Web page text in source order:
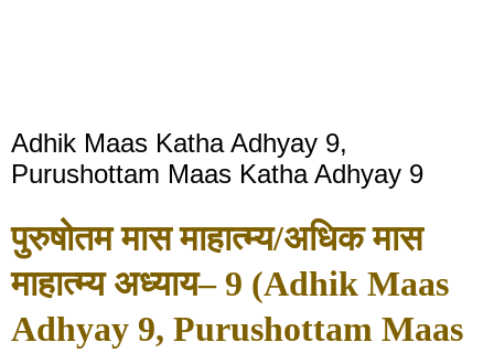
Adhik Maas Katha Adhyay 9,
Purushottam Maas Katha Adhyay 9
पुरुषोतम मास माहात्म्य/अधिक मास
माहात्म्य अध्याय– 9 (Adhik Maas
Adhyay 9, Purushottam Maas